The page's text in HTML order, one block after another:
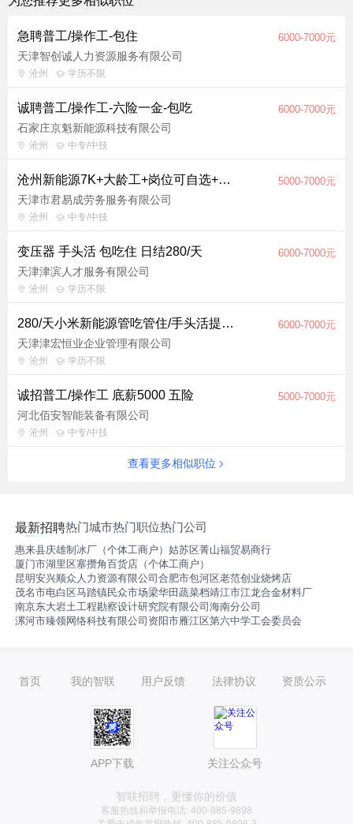
急聘普工/操作工-包住 6000-7000元
天津智创诚人力资源服务有限公司
沧州 学历不限
诚聘普工/操作工-六险一金-包吃 6000-7000元
石家庄京魁新能源科技有限公司
沧州 中专/中技
沧州新能源7K+大龄工+岗位可自选+夫妻间+管三餐管住宿+四人间独卫全下铺 5000-7000元
天津市君易成劳务服务有限公司
沧州 中专/中技
变压器 手头活 包吃住 日结280/天 6000-7000元
天津津滨人才服务有限公司
沧州 学历不限
280/天小米新能源管吃管住/手头活提供夫妻间 6000-7000元
天津津宏恒业企业管理有限公司
沧州 学历不限
诚招普工/操作工 底薪5000 五险 5000-7000元
河北佰安智能装备有限公司
沧州 中专/中技
查看更多相似职位
最新招聘热门城市热门职位热门公司
惠来县庆雄制冰厂（个体工商户）姑苏区菁山福贸易商行
厦门市湖里区塞攒角百货店（个体工商户）
昆明安兴顺众人力资源有限公司合肥市包河区老范创业烧烤店
茂名市电白区马踏镇民众市场梁华田蔬菜档靖江市江龙合金材料厂
南京东大岩土工程勘察设计研究院有限公司海南分公司
漯河市臻领网络科技有限公司 资阳市雁江区第六中学工会委员会
首页 我的智联 用户反馈 法律协议 资质公示
APP下载 关注公众号
智联招聘，更懂你的价值
客服热线和举报电话: 400-885-9898